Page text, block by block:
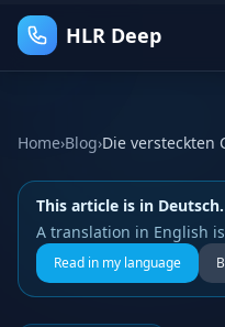
HLR Deep
Home›Blog›
This article is in Deutsch.
A translation in English
Read in my language